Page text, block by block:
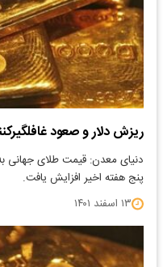
ریزش دلار و صعود
دنیای معدن: قیمت طلای جهانی
پنج هفته اخیر افزایش یافت.
۱۳ اسفند ۱۴۰۱